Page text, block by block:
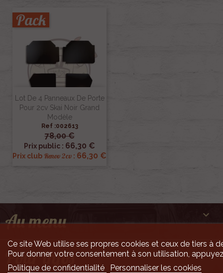
Lot De 4 Panneaux De Porte
Pour 2cv Skai Noir Grand
Modèle
Ref :002613
78,00 €
Prix public : 66,30 €
Prix club Renov 2cv : 66,30 €
Pack
Au menu 
Pour infos 
Ce site Web utilise ses propres cookies et ceux de tiers à
Pour donner votre consentement à son utilisation,
Politique de confidentialité
Personnaliser les cookies